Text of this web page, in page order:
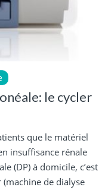
le cycler
que le matériel
insuffisance rénale
(DP) à domicile, c’est
de dialyse